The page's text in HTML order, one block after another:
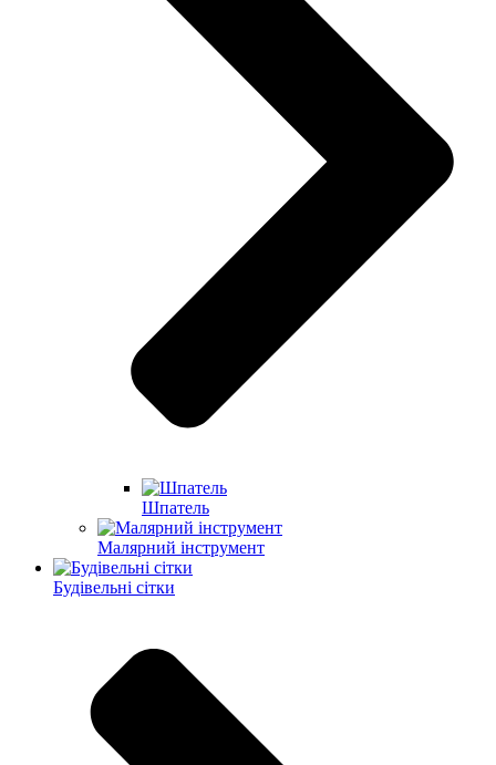
Шпатель
Малярний інструмент
Будівельні сітки